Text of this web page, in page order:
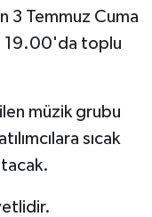
3 Temmuz Cuma
19.00'da toplu
müzik grubu
sıcak